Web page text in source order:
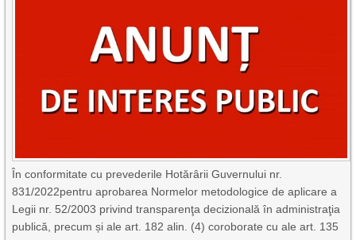
În conformitate cu prevederile Hotărârii Guvernului nr.
831/2022pentru aprobarea Normelor metodologice de aplicare a
Legii nr. 52/2003 privind transparenţa decizională în administraţia
publică, precum și ale art. 182 alin. (4) coroborate cu ale art. 135